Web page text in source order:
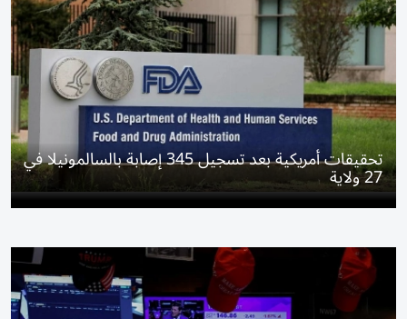
تحقيقات أمريكية بعد تسجيل 345 إصابة بالسالمونيلا في
27 ولاية